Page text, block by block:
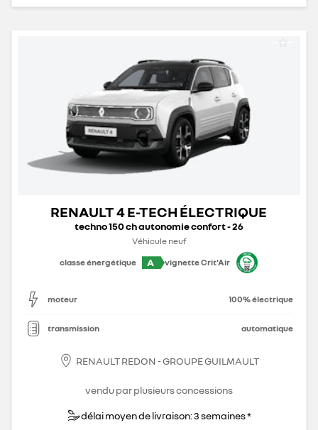
RENAULT 4 E-TECH ÉLECTRIQUE
techno 150 ch autonomie confort - 26
Véhicule neuf
classe énergétique
A vignette Crit'Air
moteur 100% électrique
transmission automatique
RENAULT REDON - GROUPE GUILMAULT
vendu par plusieurs concessions
délai moyen de livraison: 3 semaines *